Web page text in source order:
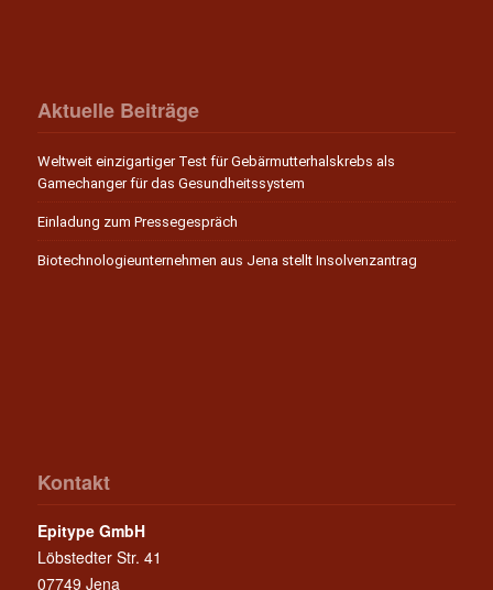
Aktuelle Beiträge
Weltweit einzigartiger Test für Gebärmutterhalskrebs als
Gamechanger für das Gesundheitssystem
Einladung zum Pressegespräch
Biotechnologieunternehmen aus Jena stellt Insolvenzantrag
Kontakt
Epitype GmbH
Löbstedter Str. 41
07749 Jena